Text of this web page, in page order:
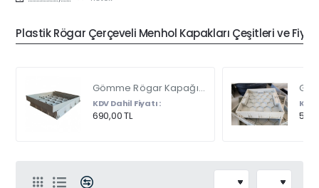
Plastik Rögar Çerçeveli Menhol Kapakları Çeşitleri ve
Gömme Rögar Kapağı - Seramik - Fayans Ve Mermer Zeminlerde - Gizli Çerçeve Kapak Çift Kulplu 45 X 45
KDV Dahil Fiyatı :
690,00 TL
KDV